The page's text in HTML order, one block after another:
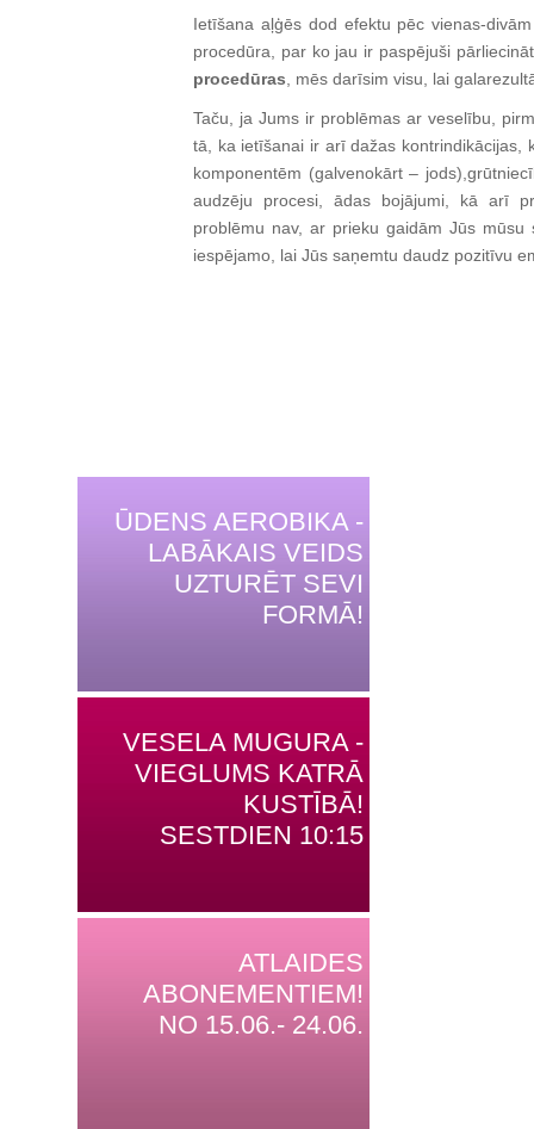
Ietīšana aļģēs dod efektu pēc vienas-
procedūra, par ko jau ir paspējuši
procedūras , mēs darīsim visu, lai
Taču, ja Jums ir problēmas ar veselību,
tā, ka ietīšanai ir arī dažas kontrindikācijas,
komponentēm (galvenokārt –
audzēju procesi, ādas bojājumi, kā arī
problēmu nav, ar prieku gaidām Jūs
iespējamo, lai Jūs saņemtu daudz pozitīvu
ŪDENS AEROBIKA -
LABĀKAIS VEIDS
UZTURĒT SEVI
FORMĀ!
VESELA MUGURA -
VIEGLUMS KATRĀ
KUSTĪBĀ!
SESTDIEN 10:15
ATLAIDES
ABONEMENTIEM!
NO 15.06.- 24.06.